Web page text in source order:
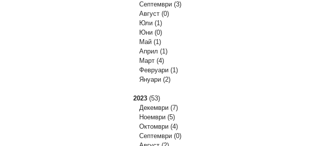
Септември (3)
Август (0)
Юли (1)
Юни (0)
Май (1)
Април (1)
Март (4)
Февруари (1)
Януари (2)
2023 (53)
Декември (7)
Ноември (5)
Октомври (4)
Септември (0)